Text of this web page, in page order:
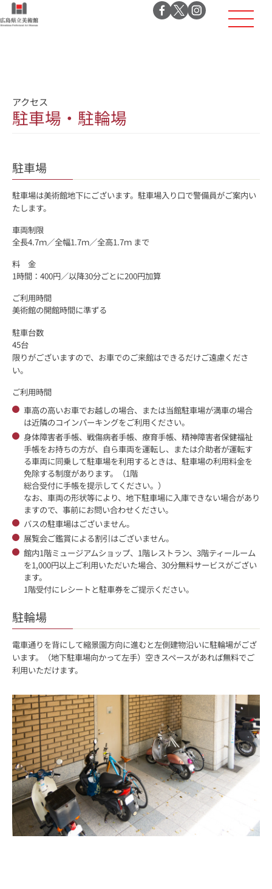
アクセス
駐車場・駐輪場
駐車場
駐車場は美術館地下にございます。駐車場入り口で警備員がご案内い
たします。
車両制限
全長4.7ｍ／全幅1.7ｍ／全高1.7ｍ まで
料 金
1時間：400円／以降30分ごとに200円加算
ご利用時間
美術館の開館時間に準ずる
駐車台数
45台
限りがございますので、お車でのご来館はできるだけご遠慮くださ
い。
ご利用時間
車高の高いお車でお越しの場合、または当館駐車場が満車の場合
は近隣のコインパーキングをご利用ください。
身体障害者手帳、戦傷病者手帳、療育手帳、精神障害者保健福祉
手帳をお持ちの方が、自ら車両を運転し、または介助者が運転す
る車両に同乗して駐車場を利用するときは、駐車場の利用料金を
免除する制度があります。（1階
総合受付に手帳を提示してください。）
なお、車両の形状等により、地下駐車場に入庫できない場合があり
ますので、事前にお問い合わせください。
バスの駐車場はございません。
展覧会ご鑑賞による割引はございません。
館内1階ミュージアムショップ、1階レストラン、3階ティールーム
を1,000円以上ご利用いただいた場合、30分無料サービスがござい
ます。
1階受付にレシートと駐車券をご提示ください。
駐輪場
電車通りを背にして縮景園方向に進むと左側建物沿いに駐輪場がござ
います。（地下駐車場向かって左手）空きスペースがあれば無料でご
利用いただけます。